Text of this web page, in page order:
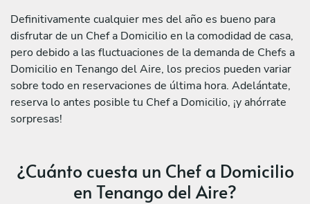
Definitivamente cualquier mes del año es bueno para
disfrutar de un Chef a Domicilio en la comodidad de casa,
pero debido a las fluctuaciones de la demanda de Chefs a
Domicilio en Tenango del Aire, los precios pueden variar
sobre todo en reservaciones de última hora. Adelántate,
reserva lo antes posible tu Chef a Domicilio, ¡y ahórrate
sorpresas!
¿Cuánto cuesta un Chef a Domicilio
en Tenango del Aire?